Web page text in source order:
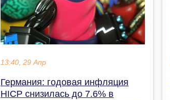
13:40, 29 Апр
Германия: годовая инфляция
HICP снизилась до 7.6% в